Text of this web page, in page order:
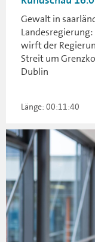
Gewalt in
wirft der
Streit um
Dublin
Länge: 00:11:40